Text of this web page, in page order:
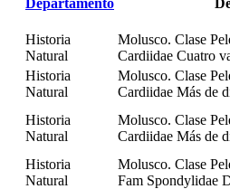
Historia
Natural
Molusco. Clase
Cardiidae Cuatro
Historia
Natural
Molusco. Clase
Cardiidae Más de
Historia
Natural
Molusco. Clase
Cardiidae Más de
Historia
Natural
Molusco. Clase
Fam Spondylidae